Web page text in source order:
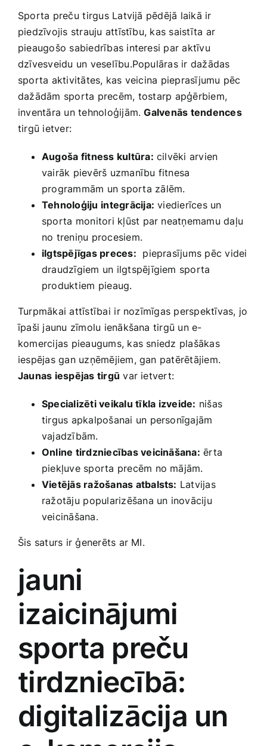
Sporta preču ⁣tirgus Latvijā pēdējā laikā ir
piedzīvojis strauju attīstību, kas saistīta⁤ ar
pieaugošo sabiedrības interesi par aktīvu
dzīvesveidu un ‌veselību.Populāras ir dažādas
sporta​ aktivitātes, kas veicina pieprasījumu pēc
dažādām sporta precēm,⁢ tostarp‌ apģērbiem,
inventāra un tehnoloģijām.Galvenās tendences
tirgū ietver:
Augoša⁤ fitness kultūra: cilvēki ​arvien
vairāk pievērš uzmanību​ fitnesa
programmām un sporta zālēm.
Tehnoloģiju⁢ integrācija: viedierīces un
sporta ⁣monitori‍ kļūst par neatņemamu daļu
no treniņu procesiem.
ilgtspējīgas preces: ‌ pieprasījums pēc videi⁤
draudzīgiem ​un ilgtspējīgiem sporta
produktiem⁢ pieaug.
Turpmākai attīstībai ⁢ir nozīmīgas perspektīvas, ⁣jo
īpaši jaunu zīmolu ienākšana tirgū un e-
komercijas pieaugums, kas sniedz plašākas
iespējas gan uzņēmējiem, gan patērētājiem.
Jaunas iespējas tirgū var ietvert:
Specializēti veikalu tīkla ⁤izveide: nišas
tirgus ‍apkalpošanai un ‌personīgajām‍
vajadzībām.
Online tirdzniecības veicināšana: ērta
piekļuve sporta precēm no​ mājām.
Vietējās ražošanas atbalsts: Latvijas
ražotāju⁢ popularizēšana un inovāciju
veicināšana.
Šis saturs ir ģenerēts ar MI.
jauni
izaicinājumi
sporta ⁢preču
tirdzniecībā:
digitalizācija un